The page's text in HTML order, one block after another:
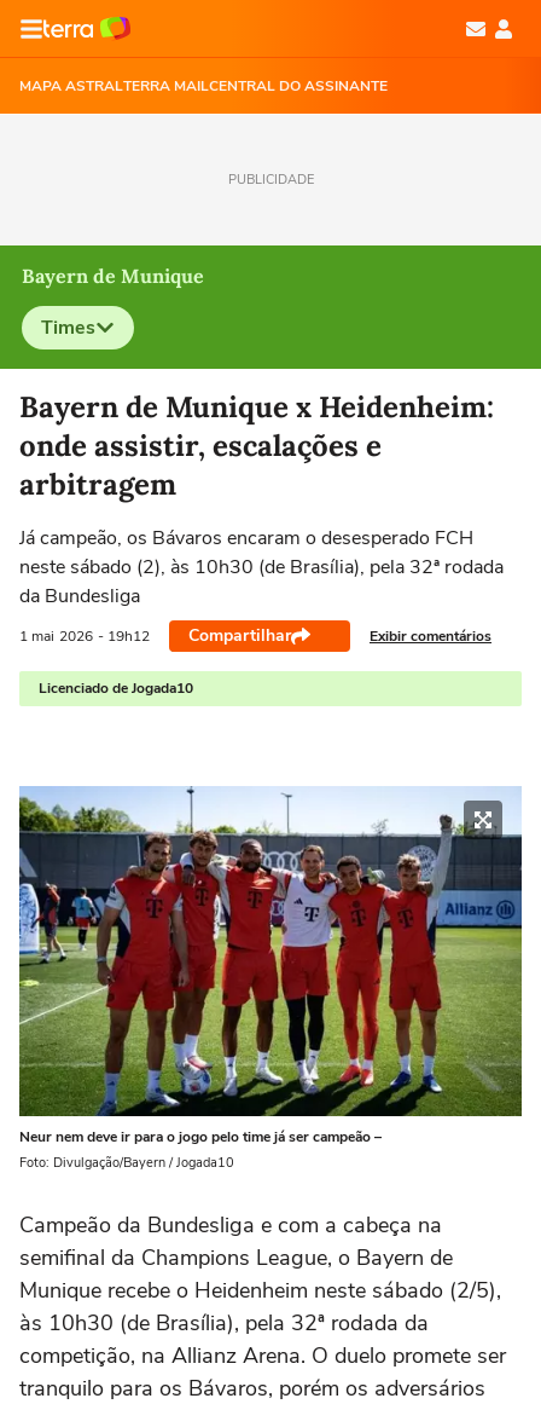
MAPA ASTRALTERRA MAILCENTRAL DO ASSINANTE
PUBLICIDADE
Bayern de Munique
Times
Selecione o time para ver as notícias
Bayern de Munique x Heidenheim:
onde assistir, escalações e
arbitragem
Já campeão, os Bávaros encaram o desesperado FCH
neste sábado (2), às 10h30 (de Brasília), pela 32ª rodada
da Bundesliga
1 mai 2026 - 19h12 Compartilhar Exibir comentários
Licenciado de Jogada10
Neur nem deve ir para o jogo pelo time já ser campeão –
Foto: Divulgação/Bayern / Jogada10
Campeão da Bundesliga e com a cabeça na
semifinal da Champions League, o Bayern de
Munique recebe o Heidenheim neste sábado (2/5),
às 10h30 (de Brasília), pela 32ª rodada da
competição, na Allianz Arena. O duelo promete ser
tranquilo para os Bávaros, porém os adversários